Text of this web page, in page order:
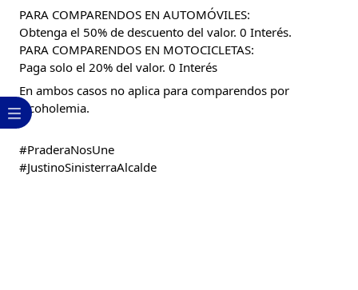
PARA COMPARENDOS EN AUTOMÓVILES:
Obtenga el 50% de descuento del valor. 0 Interés.
PARA COMPARENDOS EN MOTOCICLETAS:
Paga solo el 20% del valor. 0 Interés
En ambos casos no aplica para comparendos por
alcoholemia.
#PraderaNosUne
#JustinoSinisterraAlcalde